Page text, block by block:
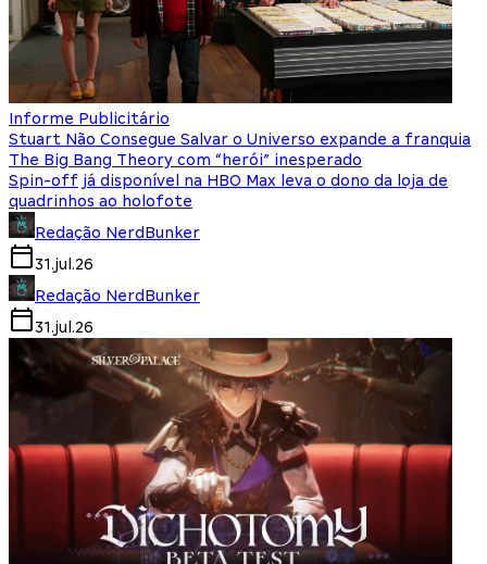
Informe Publicitário
Stuart Não Consegue Salvar o Universo expande a franquia
The Big Bang Theory com “herói” inesperado
Spin-off já disponível na HBO Max leva o dono da loja de
quadrinhos ao holofote
Redação NerdBunker
31.jul.26
Redação NerdBunker
31.jul.26